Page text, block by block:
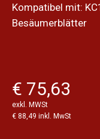
Kompatibel mit:
Besäumerblätter
€ 75,63
exkl. MWSt
€ 88,49 inkl. MwSt